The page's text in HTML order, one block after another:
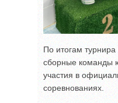
По итогам
сборные команды
участия в
соревнованиях.